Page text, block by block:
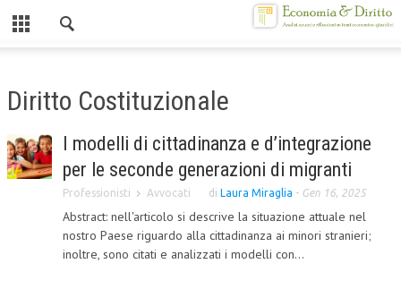
CHI SIAMO
MISSION
CONTATTI
CENTRO STUDI
ATTO COSTITUTIVO E STATUTO
Diritto Costituzionale
I modelli di cittadinanza e d’integrazione
per le seconde generazioni di migranti
Professionisti Avvocati di Laura Miraglia - Gen 16, 2025
Abstract: nell'articolo si descrive la situazione attuale nel
nostro Paese riguardo alla cittadinanza ai minori stranieri;
inoltre, sono citati e analizzati i modelli con...